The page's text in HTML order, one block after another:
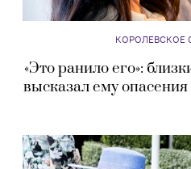
КОРОЛЕВСКОЕ
«Это ранило его»:
высказал ему